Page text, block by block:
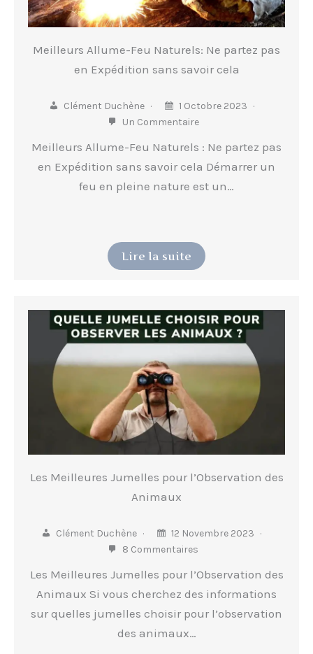
Meilleurs Allume-Feu Naturels: Ne partez pas
en Expédition sans savoir cela
Clément Duchène
1 Octobre 2023
Un Commentaire
Meilleurs Allume-Feu Naturels : Ne partez pas
en Expédition sans savoir cela Démarrer un
feu en pleine nature est un…
Lire la suite
Les Meilleures Jumelles pour l’Observation des
Animaux
Clément Duchène
12 Novembre 2023
8 Commentaires
Les Meilleures Jumelles pour l’Observation des
Animaux Si vous cherchez des informations
sur quelles jumelles choisir pour l’observation
des animaux…